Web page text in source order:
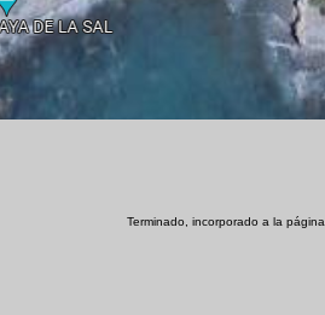
Terminado, incorporado a la